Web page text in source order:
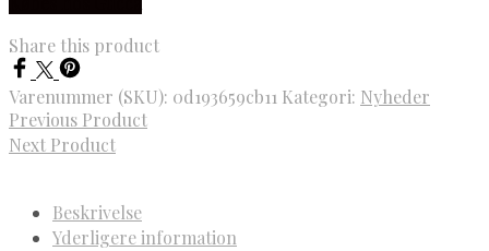
Share this product
Varenummer (SKU): 0d193659cb11 Kategori: Nyheder
Previous Product
Next Product
Beskrivelse
Yderligere information